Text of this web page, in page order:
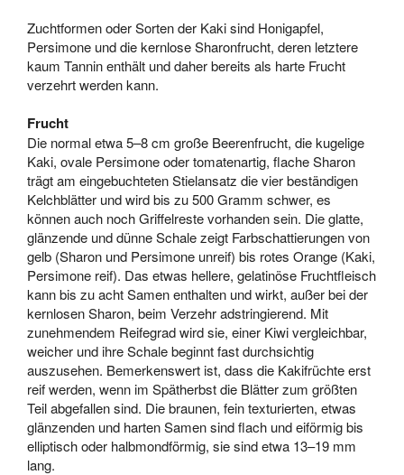
Zuchtformen oder Sorten der Kaki sind Honigapfel,
Persimone und die kernlose Sharonfrucht, deren letztere
kaum Tannin enthält und daher bereits als harte Frucht
verzehrt werden kann.
Frucht
Die normal etwa 5–8 cm große Beerenfrucht, die kugelige
Kaki, ovale Persimone oder tomatenartig, flache Sharon
trägt am eingebuchteten Stielansatz die vier beständigen
Kelchblätter und wird bis zu 500 Gramm schwer, es
können auch noch Griffelreste vorhanden sein. Die glatte,
glänzende und dünne Schale zeigt Farbschattierungen von
gelb (Sharon und Persimone unreif) bis rotes Orange (Kaki,
Persimone reif). Das etwas hellere, gelatinöse Fruchtfleisch
kann bis zu acht Samen enthalten und wirkt, außer bei der
kernlosen Sharon, beim Verzehr adstringierend. Mit
zunehmendem Reifegrad wird sie, einer Kiwi vergleichbar,
weicher und ihre Schale beginnt fast durchsichtig
auszusehen. Bemerkenswert ist, dass die Kakifrüchte erst
reif werden, wenn im Spätherbst die Blätter zum größten
Teil abgefallen sind. Die braunen, fein texturierten, etwas
glänzenden und harten Samen sind flach und eiförmig bis
elliptisch oder halbmondförmig, sie sind etwa 13–19 mm
lang.